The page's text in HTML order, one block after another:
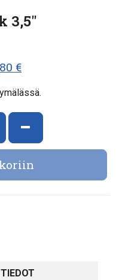
3,5"
€
määrää
Vähennä määrää